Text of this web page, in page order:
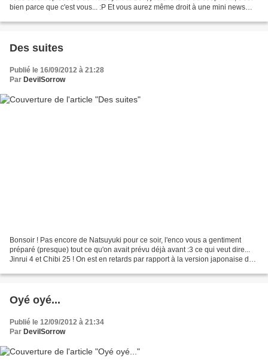
bien parce que c'est vous... :P Et vous aurez même droit à une mini news
Des suites
Publié le 16/09/2012 à 21:28
Par DevilSorrow
Bonsoir ! Pas encore de Natsuyuki pour ce soir, l'enco vous a gentiment
préparé (presque) tout ce qu'on avait prévu déjà avant :3 ce qui veut dire...
Jinrui 4 et Chibi 25 ! On est en retards par rapport à la version japonaise de
Oyé oyé...
Publié le 12/09/2012 à 21:34
Par DevilSorrow